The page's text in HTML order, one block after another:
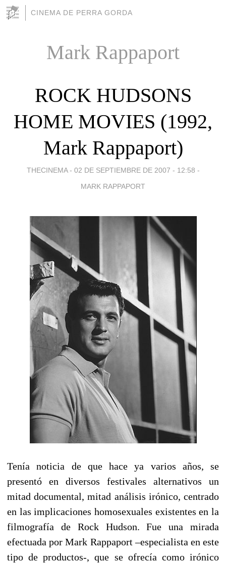
CINEMA DE PERRA GORDA
Mark Rappaport
ROCK HUDSONS
HOME MOVIES (1992,
Mark Rappaport)
THECINEMA - 02 DE SEPTIEMBRE DE 2007 - 12:58 -
MARK RAPPAPORT
Tenía noticia de que hace ya varios años, se
presentó en diversos festivales alternativos un
mitad documental, mitad análisis irónico, centrado
en las implicaciones homosexuales existentes en la
filmografía de Rock Hudson. Fue una mirada
efectuada por Mark Rappaport –especialista en este
tipo de productos-, que se ofrecía como irónico